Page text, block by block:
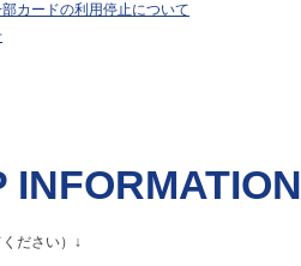
カードの利用停止について
INFORMATION
ださい）↓